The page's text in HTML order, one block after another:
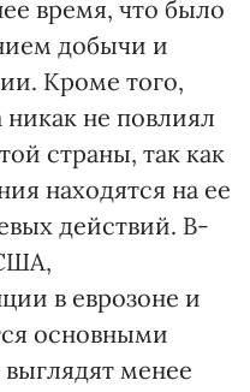
время, что было
добычи и
Кроме того,
не повлиял
страны, так как
находятся на ее
действий. В-
в еврозоне и
основными
менее